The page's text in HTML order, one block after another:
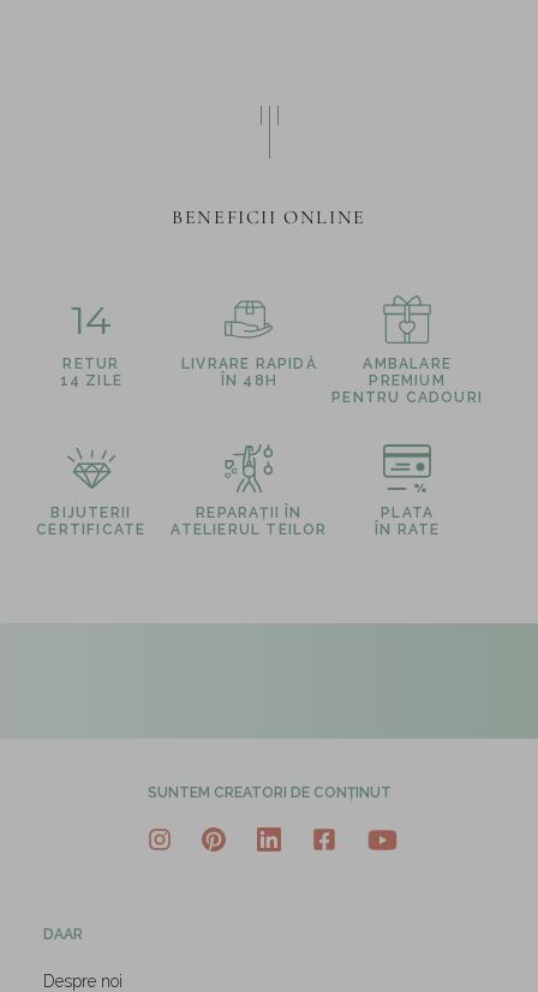
BENEFICII ONLINE
14
RETUR
14 ZILE
LIVRARE RAPIDĂ
ÎN 48H
AMBALARE
PREMIUM
PENTRU CADOURI
BIJUTERII
CERTIFICATE
REPARAȚII ÎN
ATELIERUL TEILOR
PLATA
ÎN RATE
SUNTEM CREATORI DE CONȚINUT
DAAR
Despre noi